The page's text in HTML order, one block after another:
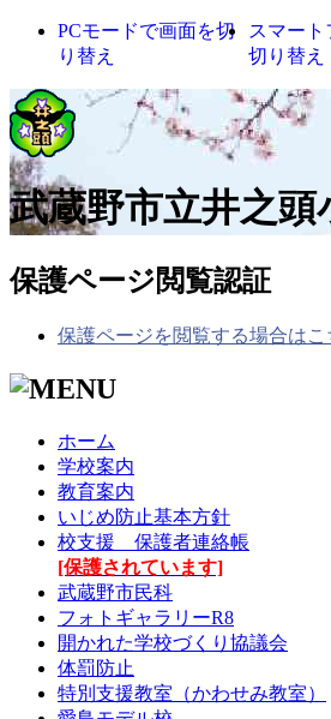
PCモードで画面を切
り替え
スマー
切り替え
武蔵野市立井之頭
保護ページ閲覧認証
保護ページを閲覧する場合はこ
ホーム
学校案内
教育案内
いじめ防止基本方針
校支援 保護者連絡帳
[保護されています]
武蔵野市民科
フォトギャラリーR8
開かれた学校づくり協議会
体罰防止
特別支援教室（かわせみ教室）